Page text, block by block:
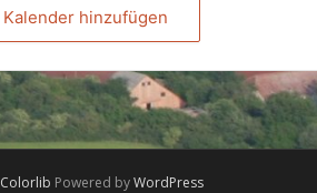
hinzufügen
Colorlib Powered byWordPress